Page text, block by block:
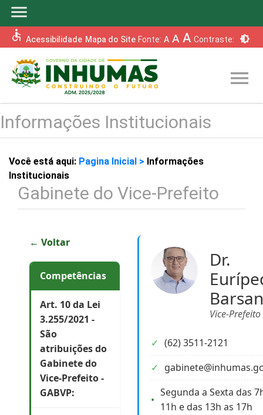
menu
accessible Acessibilidade Mapa do Site Fonte: A A A Contraste: brightness_6
menu
Informações Institucionais
Você está aqui: Pagina Inicial > Informações
Institucionais
Gabinete do Vice-Prefeito
← Voltar
Competências
Art. 10 da Lei
3.255/2021 -
São
atribuições do
Gabinete do
Vice-Prefeito -
GABVP:
Dr.
Vice-Prefeito
(62) 3511-2121
Segunda a Sexta das
11h e das 13h as 17h